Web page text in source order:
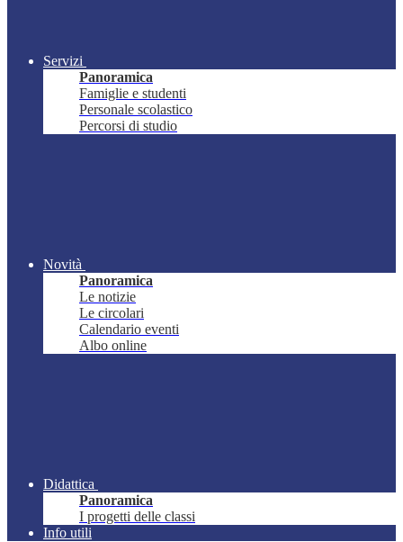
Servizi
Panoramica
Famiglie e studenti
Personale scolastico
Percorsi di studio
Novità
Panoramica
Le notizie
Le circolari
Calendario eventi
Albo online
Didattica
Panoramica
I progetti delle classi
Info utili